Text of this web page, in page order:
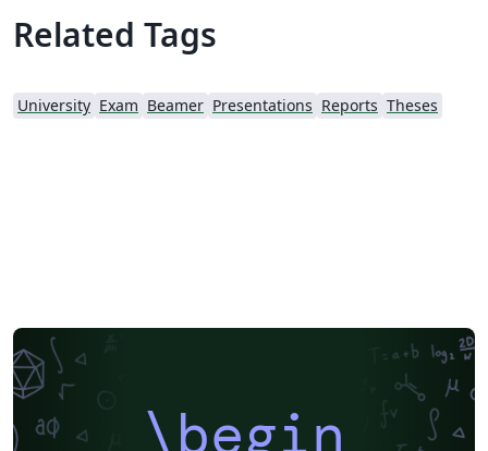
Related Tags
University Exam Beamer Presentations Reports Theses
\begin